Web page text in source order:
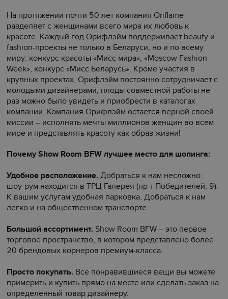
На протяжении почти 50 лет компания Oriflame
разделяет с женщинами всего мира их любовь к
красоте. Каждый год Орифлэйм поддерживает beauty и
fashion-проекты не только в Беларуси, но и по всему
миру: конкурс красоты «Мисс мира», «Moscow Fashion
Week», конкурс «Мисс Беларусь». Кроме участия в
крупных проектах, Орифлэйм постоянно сотрудничает с
молодыми дизайнерами, плоды совместной работы не
раз можно было увидеть и приобрести в каталогах
компании. Компания Орифлэйм остается верной своей
миссии – исполнять мечты миллионов женщин во всем
мире и представлять красоту как образ жизни!
Почему Show Room BFW лучшее место для шопинга:
Удобное расположение. Добраться к нам несложно:
шоу-рум находится в ТРЦ Галерея (пр-т Победителей, 9).
К вашим услугам удобная парковка. Добраться к нам
легко и на общественном транспорте.
Большой ассортимент. Show Room BFW – это первое
торговое пространство, в котором представлено более
20 брендовых корнеров премиум-класса.
Просто покупать. Все понравившиеся вещи вы можете
примерить и купить прямо на месте или сделать заказ на
определенный товар дизайнеру.